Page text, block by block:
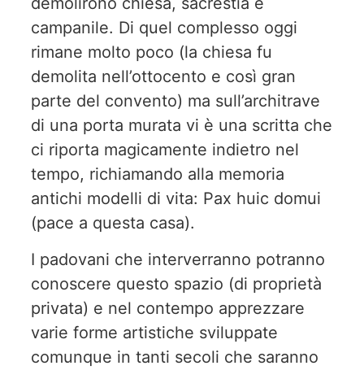
campanile. Di quel complesso oggi
rimane molto poco (la chiesa fu
demolita nell’ottocento e così gran
parte del convento) ma sull’architrave
di una porta murata vi è una scritta che
ci riporta magicamente indietro nel
tempo, richiamando alla memoria
antichi modelli di vita: Pax huic domui
(pace a questa casa).
I padovani che interverranno potranno
conoscere questo spazio (di proprietà
privata) e nel contempo apprezzare
varie forme artistiche sviluppate
comunque in tanti secoli che saranno